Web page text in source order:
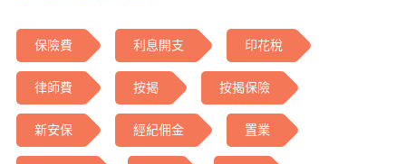
保險費 利息開支 印花稅
律師費 按揭 按揭保險
新安保 經紀佣金 置業